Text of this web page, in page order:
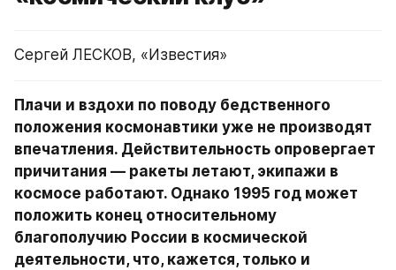
Сергей ЛЕСКОВ, «Известия»
Плачи и вздохи по поводу бедственного
положения космонавтики уже не производят
впечатления. Действительность опровергает
причитания — ракеты летают, экипажи в
космосе работают. Однако 1995 год может
положить конец относительному
благополучию России в космической
деятельности, что, кажется, только и